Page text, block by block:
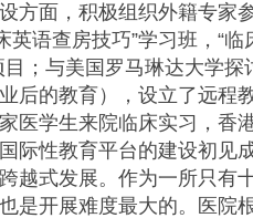
方面，积极组织外籍专家
英语查房技巧”学习班，“
；与美国罗马琳达大学
后的教育），设立了远程
医学生来院临床实习，香
际性教育平台的建设初见
越式发展。作为一所只有
是开展难度最大的。医院